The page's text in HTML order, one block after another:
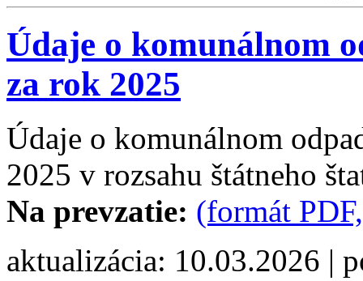
Údaje o komunálnom
za rok 2025
Údaje o komunálnom
2025 v rozsahu štátneho
Na prevzatie: (formát
aktualizácia: 10.03.2026 |